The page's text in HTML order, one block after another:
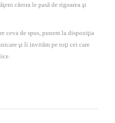
cărora le pasă de rigoarea şi
ceva de spus, punem la dispoziţia
şi îi invităm pe toţi cei care